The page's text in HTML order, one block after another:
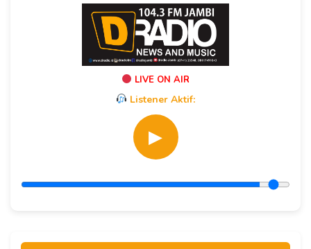
LIVE ON AIR
Listener Aktif:
▶